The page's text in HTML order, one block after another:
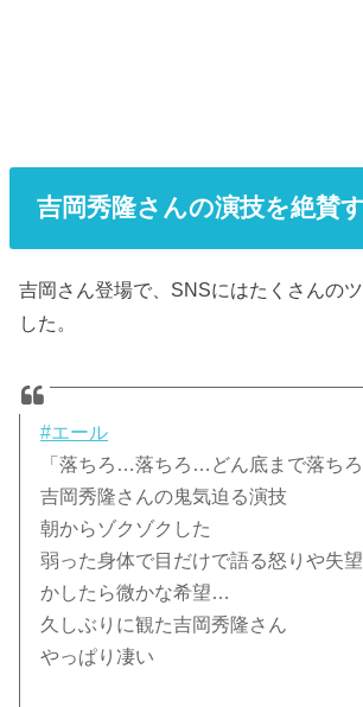
吉岡秀隆さんの演技を絶賛
吉岡さん登場で、SNSにはたくさんの
した。
#エール
「落ちろ…落ちろ…どん底まで落ちろ
吉岡秀隆さんの鬼気迫る演技
朝からゾクゾクした
弱った身体で目だけで語る怒りや失
かしたら微かな希望…
久しぶりに観た吉岡秀隆さん
やっぱり凄い